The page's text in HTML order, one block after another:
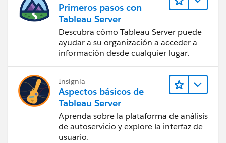
Primeros pasos con
Tableau Server
Descubra cómo Tableau Server puede
ayudar a su organización a acceder a
información desde cualquier lugar.
Insignia
Aspectos básicos de
Tableau Server
Aprenda sobre la plataforma de análisis
de autoservicio y explore la interfaz de
usuario.